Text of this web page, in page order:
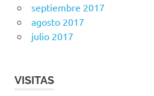
septiembre 2017
agosto 2017
julio 2017
VISITAS